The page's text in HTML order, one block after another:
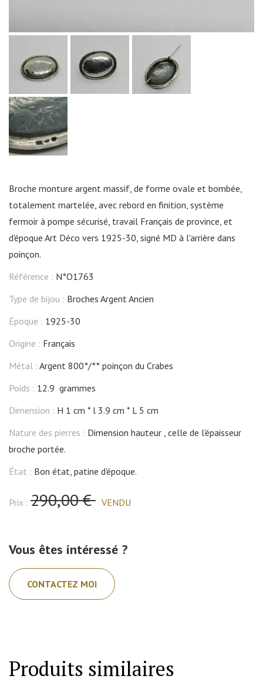
Broche monture argent massif, de forme ovale et bombée,
totalement martelée, avec rebord en finition, système
fermoir à pompe sécurisé, travail Français de province, et
d'époque Art Déco vers 1925-30, signé MD à l'arrière dans
poinçon.
Référence : N°O1763
Type de bijou : Broches Argent Ancien
Époque : 1925-30
Origine : Français
Métal : Argent 800°/°° poinçon du Crabes
Poids : 12.9 grammes
Dimension : H 1 cm l 3.9 cm
L 5 cm
Nature des pierres : Dimension hauteur , celle de l'épaisseur
broche portée.
État : Bon état, patine d'époque.
Prix : 290,00 € VENDU
Vous êtes intéressé ?
CONTACTEZ MOI
Produits similaires